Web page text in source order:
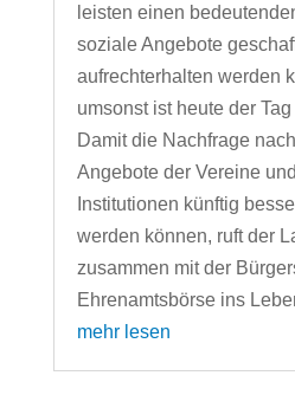
leisten einen
soziale Angebote
aufrechterhalten werden
umsonst ist heute der
Damit die Nachfrage
Angebote der Vereine
Institutionen künftig
werden können, ruft der
zusammen mit der
Ehrenamtsbörse ins
mehr lesen